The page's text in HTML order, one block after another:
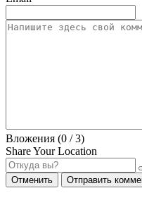
Вложения (0 / 3)
Share Your Location
Отменить Отправить